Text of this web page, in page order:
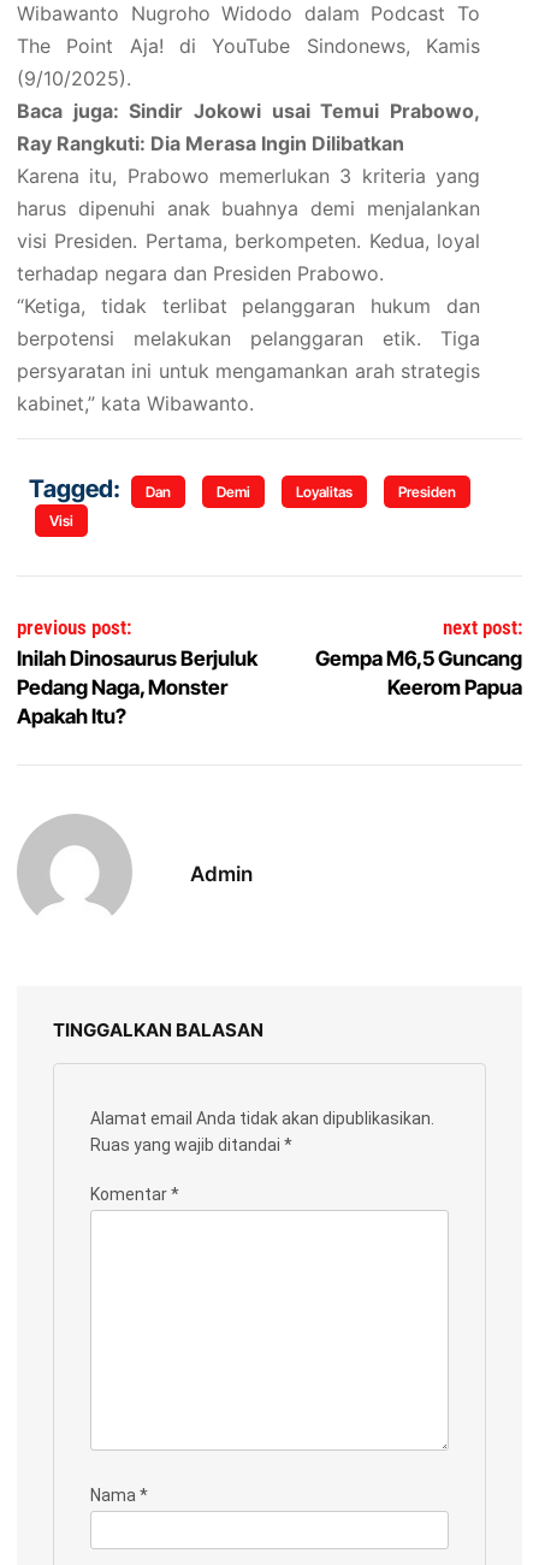
Wibawanto Nugroho Widodo dalam Podcast To
The Point Aja! di YouTube Sindonews, Kamis
(9/10/2025).
Baca juga: Sindir Jokowi usai Temui Prabowo,
Ray Rangkuti: Dia Merasa Ingin Dilibatkan
Karena itu, Prabowo memerlukan 3 kriteria yang
harus dipenuhi anak buahnya demi menjalankan
visi Presiden. Pertama, berkompeten. Kedua, loyal
terhadap negara dan Presiden Prabowo.
“Ketiga, tidak terlibat pelanggaran hukum dan
berpotensi melakukan pelanggaran etik. Tiga
persyaratan ini untuk mengamankan arah strategis
kabinet,” kata Wibawanto.
Tagged: Dan Demi Loyalitas
Presiden
Visi
Navigasi pos
previous post:
Inilah Dinosaurus Berjuluk
Pedang Naga, Monster
Apakah Itu?
next post:
Gempa M6,5 Guncang
Keerom Papua
Admin
TINGGALKAN BALASAN
Alamat email Anda tidak akan dipublikasikan.
Ruas yang wajib ditandai *
Komentar*
Nama *